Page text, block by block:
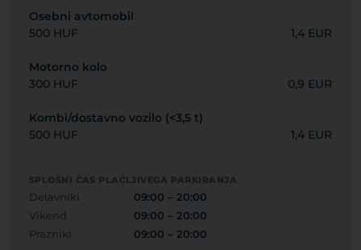
Osebni avtomobil
500 HUF
1,4 EUR
Motorno kolo
300 HUF
0,9 EUR
Kombi/dostavno vozilo (<3,5 t)
500 HUF
1,4 EUR
SPLOŠNI ČAS PLAČLJIVEGA PARKIRANJA
Delavniki
09:00 – 20:00
Vikend
09:00 – 20:00
Prazniki
09:00 – 20:00